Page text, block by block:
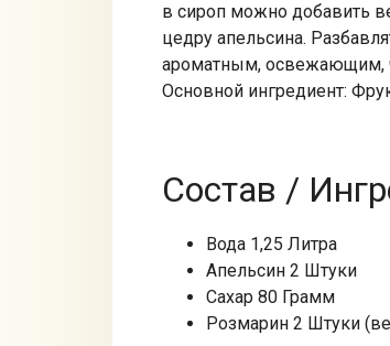
в сироп можно добавить
цедру апельсина.
ароматным, освежающим,
Основной ингредиент:
Состав /
Вода 1,25 Литра
Апельсин 2 Штуки
Сахар 80 Грамм
Розмарин 2 Штуки